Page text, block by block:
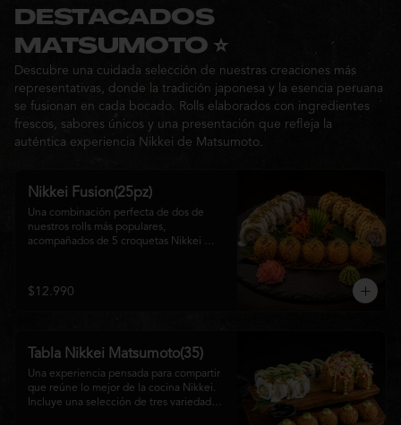
a Matsumoto Nikkei.
Ideal para: una cita, una salida con
amigos o una noche especial llena de
sabor y buena compañía.
DESTACADOS
MATSUMOTO ⭐
Descubre una cuidada selección de nuestras creaciones más
representativas, donde la tradición japonesa y la esencia peruana
se fusionan en cada bocado. Rolls elaborados con ingredientes
frescos, sabores únicos y una presentación que refleja la
auténtica experiencia Nikkei de Matsumoto.
Nikkei Fusion(25pz)
Una combinación perfecta de dos de
nuestros rolls más populares,
acompañados de 5 croquetas Nikkei
cremosa salsa de la casa. Una tabla que
reúne diferentes texturas y sabores, ideal
$12.990
Tabla Nikkei Matsumoto(35)
Una experiencia pensada para compartir
que reúne lo mejor de la cocina Nikkei.
Incluye una selección de tres variedades